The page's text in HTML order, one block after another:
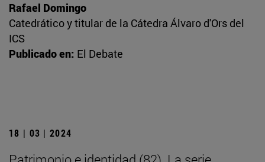
Rafael Domingo
Catedrático y titular de la Cátedra Álvaro d'Ors del
ICS
Publicado en: El Debate
18 | 03 | 2024